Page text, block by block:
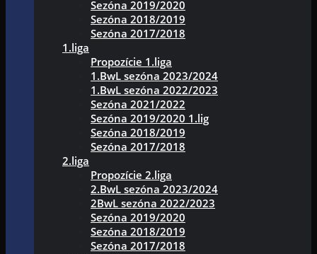
Sezóna 2019/2020
Sezóna 2018/2019
Sezóna 2017/2018
1.liga
Propozície 1.liga
1.BwL sezóna 2023/2024
1.BwL sezóna 2022/2023
Sezóna 2021/2022
Sezóna 2019/2020 1.lig
Sezóna 2018/2019
Sezóna 2017/2018
2.liga
Propozície 2.liga
2.BwL sezóna 2023/2024
2BwL sezóna 2022/2023
Sezóna 2019/2020
Sezóna 2018/2019
Sezóna 2017/2018